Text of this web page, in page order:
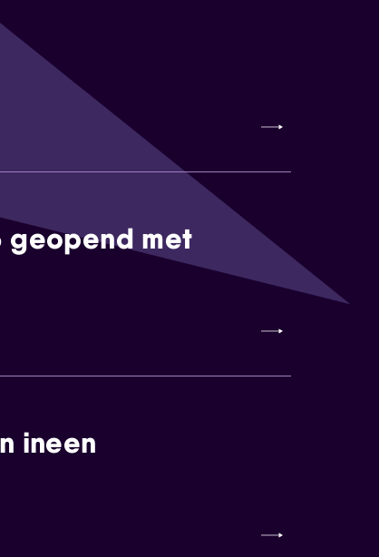
geopend met
ineen